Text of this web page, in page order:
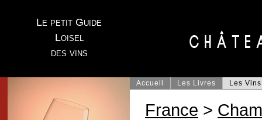
Le petit Guide
Loisel
des vins
Accueil Les Livres Les Vins
France >